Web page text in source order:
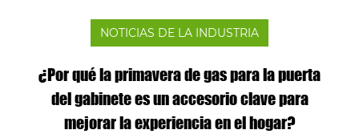
NOTICIAS DE LA INDUSTRIA
¿Por qué la primavera de gas para la puerta
del gabinete es un accesorio clave para
mejorar la experiencia en el hogar?